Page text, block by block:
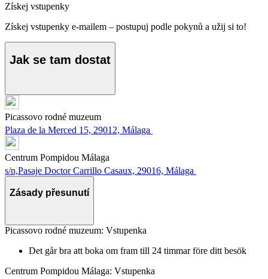
Získej vstupenky
Získej vstupenky e-mailem – postupuj podle pokynů a užij si to!
Jak se tam dostat
Picassovo rodné muzeum
Plaza de la Merced 15, 29012, Málaga
Centrum Pompidou Málaga
s/n,Pasaje Doctor Carrillo Casaux, 29016, Málaga
Zásady přesunutí
Picassovo rodné muzeum: Vstupenka
Det går bra att boka om fram till 24 timmar före ditt besök
Centrum Pompidou Málaga: Vstupenka